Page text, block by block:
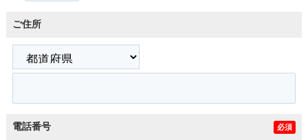
ご住所
電話番号 必須